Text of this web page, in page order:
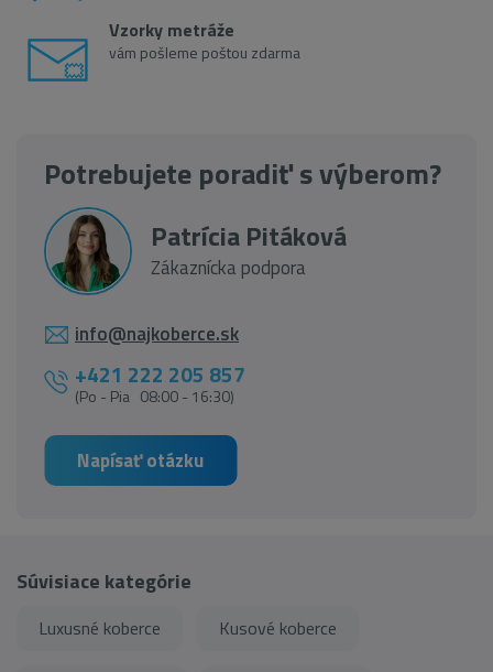
Vzorky metráže
vám pošleme poštou zdarma
Potrebujete poradiť s výberom?
Patrícia Pitáková
Zákaznícka podpora
info@najkoberce.sk
+421 222 205 857
(Po - Pia 08:00 - 16:30)
Napísať otázku
Súvisiace kategórie
Luxusné koberce Kusové koberce